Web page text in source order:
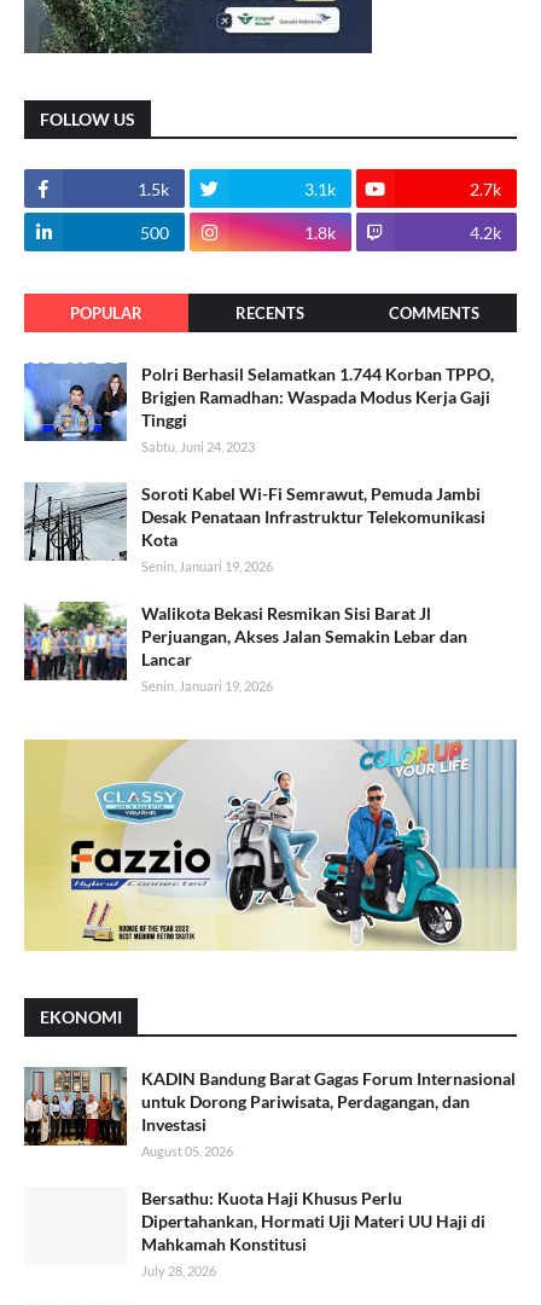
FOLLOW US
1.5k 3.1k 2.7k
500 1.8k 4.2k
POPULAR RECENTS COMMENTS
Polri Berhasil Selamatkan 1.744 Korban TPPO,
Brigjen Ramadhan: Waspada Modus Kerja Gaji
Tinggi
Sabtu, Juni 24, 2023
Soroti Kabel Wi-Fi Semrawut, Pemuda Jambi
Desak Penataan Infrastruktur Telekomunikasi
Kota
Senin, Januari 19, 2026
Walikota Bekasi Resmikan Sisi Barat Jl
Perjuangan, Akses Jalan Semakin Lebar dan
Lancar
Senin, Januari 19, 2026
EKONOMI
KADIN Bandung Barat Gagas Forum Internasional
untuk Dorong Pariwisata, Perdagangan, dan
Investasi
August 05, 2026
Bersathu: Kuota Haji Khusus Perlu
Dipertahankan, Hormati Uji Materi UU Haji di
Mahkamah Konstitusi
July 28, 2026